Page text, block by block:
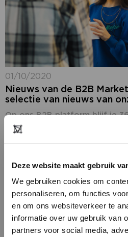
Deze website maakt gebruik
We gebruiken cookies om
personaliseren, om functies
en om ons websiteverkeer te
informatie over uw gebruik van
partners voor social media,
01/10/2020
Nieuws van de B2B
selectie van nieuws van
Op ons B2B platform blijf je
hoogte van het laatste
maar ook het nieuws van